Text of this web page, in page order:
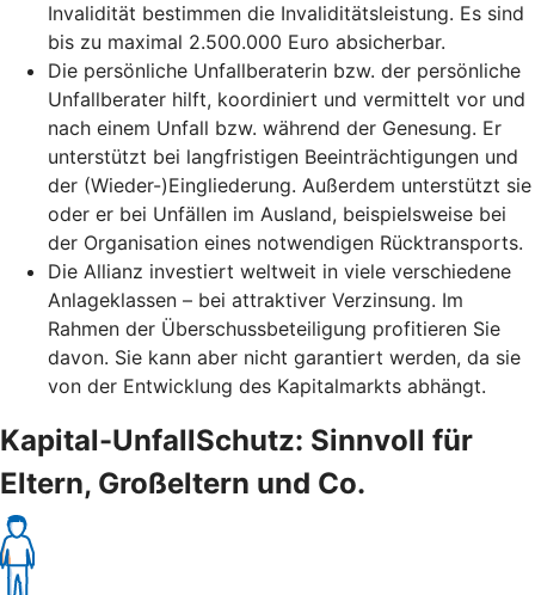
Invalidität bestimmen die Invaliditätsleistung. Es sind
bis zu maximal 2.500.000 Euro absicherbar.
Die persönliche Unfallberaterin bzw. der persönliche
Unfallberater hilft, koordiniert und vermittelt vor und
nach einem Unfall bzw. während der Genesung. Er
unterstützt bei langfristigen Beeinträchtigungen und
der (Wieder-)Eingliederung. Außerdem unterstützt sie
oder er bei Unfällen im Ausland, beispielsweise bei
der Organisation eines notwendigen Rücktransports.
Die Allianz investiert weltweit in viele verschiedene
Anlageklassen – bei attraktiver Verzinsung. Im
Rahmen der Überschussbeteiligung profitieren Sie
davon. Sie kann aber nicht garantiert werden, da sie
von der Entwicklung des Kapitalmarkts abhängt.
Kapital-UnfallSchutz: Sinnvoll für
Eltern, Großeltern und Co.